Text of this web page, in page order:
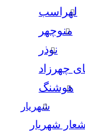
لهراسب
منوچهر
نوذر
چهرزاد
هوشنگ
شهریار
شهریار